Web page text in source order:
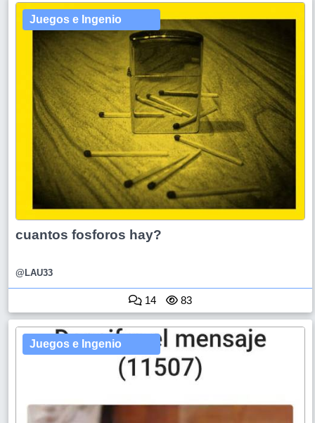
Juegos e Ingenio
cuantos fosforos hay?
@LAU33
14 83
Juegos e Ingenio